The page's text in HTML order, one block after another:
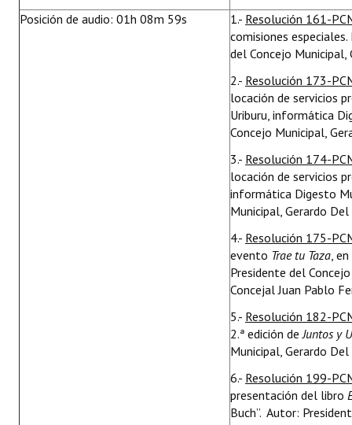
Posición de audio: 01h 08m 59s
1.- Resolución 161-
comisiones
del Concejo Municipal,
2.- Resolución 173-
locación de servicios
Uriburu, informática
Concejo Municipal,
3.- Resolución 174-
locación de servicios
informática Digesto
Municipal, Gerardo
4.- Resolución 175-
evento Trae tu Taza,
Presidente del
Concejal Juan Pablo
5.- Resolución 182-
2.ª edición deJuntos y
Municipal, Gerardo
6.- Resolución 199-
presentación del libro
Buch”. Autor: